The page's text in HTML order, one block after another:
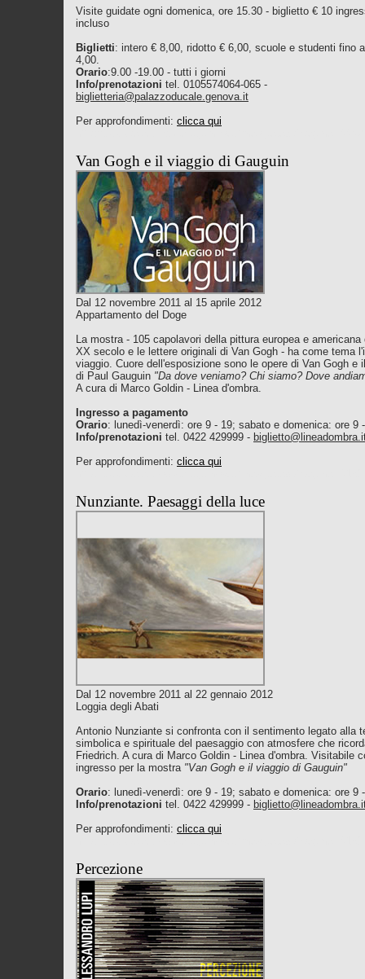
Visite guidate ogni domenica, ore 15.30 - biglietto € 10
incluso
Biglietti: intero € 8,00, ridotto € 6,00, scuole e studenti fino
4,00.
Orario:9.00 -19.00 - tutti i giorni
Info/prenotazioni tel. 0105574064-065 -
biglietteria@palazzoducale.genova.it
Per approfondimenti: clicca qui
Van Gogh e il viaggio di Gauguin
Dal 12 novembre 2011 al 15 aprile 2012
Appartamento del Doge
La mostra - 105 capolavori della pittura europea e
XX secolo e le lettere originali di Van Gogh - ha come tema
viaggio. Cuore dell'esposizione sono le opere di Van Gogh e
di Paul Gauguin "Da dove veniamo? Chi siamo? Dove
A cura di Marco Goldin - Linea d'ombra.
Ingresso a pagamento
Orario: lunedì-venerdì: ore 9 - 19; sabato e domenica: ore 9
Info/prenotazioni tel. 0422 429999 -
Per approfondimenti: clicca qui
Nunziante. Paesaggi della luce
Dal 12 novembre 2011 al 22 gennaio 2012
Loggia degli Abati
Antonio Nunziante si confronta con il sentimento legato alla
simbolica e spirituale del paesaggio con atmosfere che
Friedrich. A cura di Marco Goldin - Linea d'ombra. Visitabile
ingresso per la mostra "Van Gogh e il viaggio di Gauguin"
Orario: lunedì-venerdì: ore 9 - 19; sabato e domenica: ore 9
Info/prenotazioni tel. 0422 429999 -
Per approfondimenti: clicca qui
Percezione